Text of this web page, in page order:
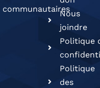
communautairesNous
joindre
Politique
Politique
des